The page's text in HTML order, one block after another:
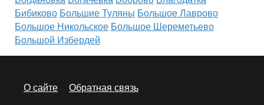
Бибиково Большие Туляны Большое Лаврово
Большое Никольское Большое Шереметьево
Большой Избердей
О сайте
Обратная связь